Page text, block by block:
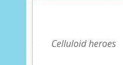
Celluloid heroes